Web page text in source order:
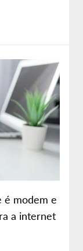
é modem e
a internet